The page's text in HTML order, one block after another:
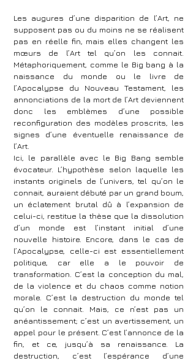
Les augures d’une disparition de l’Art, ne
supposent pas ou du moins ne se réalisent
pas en réelle fin, mais elles changent les
mœurs de l’Art tel qu’on les connait.
Métaphoriquement, comme le Big bang à la
naissance du monde ou le livre de
l’Apocalypse du Nouveau Testament, les
annonciations de la mort de l’Art deviennent
donc les emblèmes d’une possible
reconfiguration des modèles proscrits, les
signes d’une éventuelle renaissance de
l’Art.
Ici, le parallèle avec le Big Bang semble
évocateur. L’hypothèse selon laquelle les
instants originels de l’univers, tel qu’on le
connait, auraient débuté par un grand boum,
un éclatement brutal dû à l’expansion de
celui-ci, restitue la thèse que la dissolution
d’un monde est l’instant initial d’une
nouvelle histoire. Encore, dans le cas de
l’Apocalypse, celle-ci est essentiellement
politique, car elle a le pouvoir de
transformation. C’est la conception du mal,
de la violence et du chaos comme notion
morale. C’est la destruction du monde tel
qu’on le connait. Mais, ce n’est pas un
anéantissement; c’est un avertissement, un
appel pour le présent. C’est l’annonce de la
fin, et ce, jusqu’à sa renaissance. La
destruction, c’est l’espérance d’une